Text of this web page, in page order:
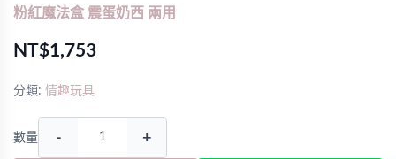
粉紅魔法盒 震蛋奶西 兩用
NT$1,753
分類: 情趣玩具
數量 - +